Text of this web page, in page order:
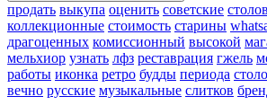
продать выкупа оценить советские
коллекционные стоимость старины
драгоценных комиссионный высокой
мельхиор узнать лфз реставрация гжель
работы иконка ретро будды периода
вечно русские музыкальные слитков